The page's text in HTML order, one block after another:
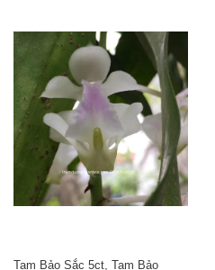
Tam Bảo Sắc 5ct, Tam Bảo